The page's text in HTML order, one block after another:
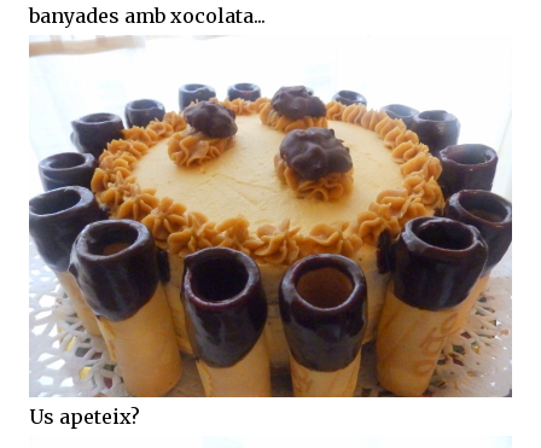
banyades amb xocolata...
Us apeteix?